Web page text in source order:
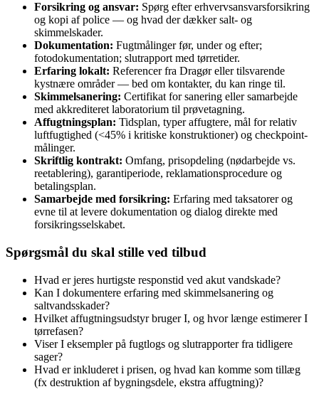
Forsikring og ansvar: Spørg efter erhvervsansvarsforsikring
og kopi af police — og hvad der dækker salt- og
skimmelskader.
Dokumentation: Fugtmålinger før, under og efter;
fotodokumentation; slutrapport med tørretider.
Erfaring lokalt: Referencer fra Dragør eller tilsvarende
kystnære områder — bed om kontakter, du kan ringe til.
Skimmelsanering: Certifikat for sanering eller samarbejde
med akkrediteret laboratorium til prøvetagning.
Affugtningsplan: Tidsplan, typer affugtere, mål for relativ
luftfugtighed (<45% i kritiske konstruktioner) og checkpoint-
målinger.
Skriftlig kontrakt: Omfang, prisopdeling (nødarbejde vs.
reetablering), garantiperiode, reklamationsprocedure og
betalingsplan.
Samarbejde med forsikring: Erfaring med taksatorer og
evne til at levere dokumentation og dialog direkte med
forsikringsselskabet.
Spørgsmål du skal stille ved tilbud
Hvad er jeres hurtigste responstid ved akut vandskade?
Kan I dokumentere erfaring med skimmelsanering og
saltvandsskader?
Hvilket affugtningsudstyr bruger I, og hvor længe estimerer I
tørrefasen?
Viser I eksempler på fugtlogs og slutrapporter fra tidligere
sager?
Hvad er inkluderet i prisen, og hvad kan komme som tillæg
(fx destruktion af bygningsdele, ekstra affugtning)?